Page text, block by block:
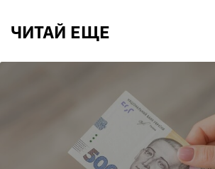
ЧИТАЙ ЕЩЕ